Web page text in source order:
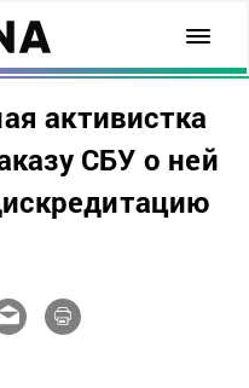
активистка
СБУ о ней